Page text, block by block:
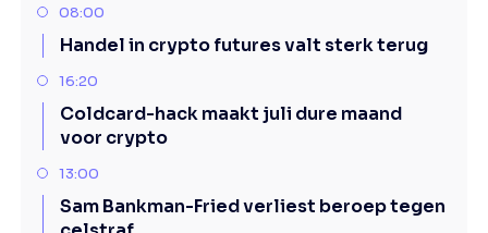
08:00
Handel in crypto futures valt sterk terug
16:20
Coldcard-hack maakt juli dure maand
voor crypto
13:00
Sam Bankman-Fried verliest beroep tegen